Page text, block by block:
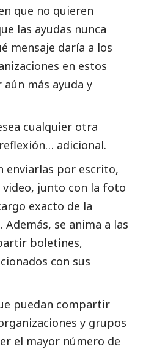
que no quieren
las ayudas nunca
mensaje daría a los
en estos
más ayuda y
cualquier otra
adicional.
enviarlas por escrito,
junto con la foto
exacto de la
se anima a las
boletines,
con sus
puedan compartir
y grupos
el mayor número de